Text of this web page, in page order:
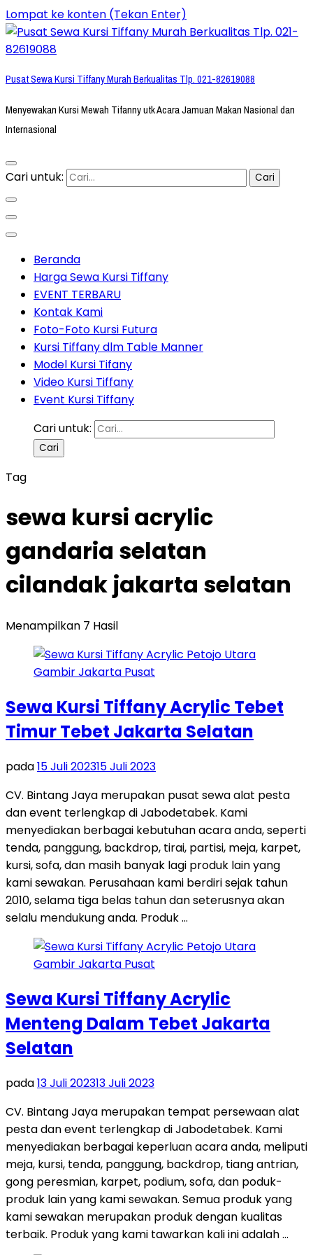
Lompat ke konten (Tekan Enter)
Pusat Sewa Kursi Tiffany Murah Berkualitas Tlp. 021-82619088
Menyewakan Kursi Mewah Tifanny utk Acara Jamuan Makan Nasional dan
Internasional
Cari untuk:
Beranda
Harga Sewa Kursi Tiffany
EVENT TERBARU
Kontak Kami
Foto-Foto Kursi Futura
Kursi Tiffany dlm Table Manner
Model Kursi Tifany
Video Kursi Tiffany
Event Kursi Tiffany
Cari untuk:
Tag
sewa kursi acrylic
gandaria selatan
cilandak jakarta selatan
Menampilkan 7 Hasil
Sewa Kursi Tiffany Acrylic Tebet
Timur Tebet Jakarta Selatan
pada15 Juli 202315 Juli 2023
CV. Bintang Jaya merupakan pusat sewa alat pesta
dan event terlengkap di Jabodetabek. Kami
menyediakan berbagai kebutuhan acara anda, seperti
tenda, panggung, backdrop, tirai, partisi, meja, karpet,
kursi, sofa, dan masih banyak lagi produk lain yang
kami sewakan. Perusahaan kami berdiri sejak tahun
2010, selama tiga belas tahun dan seterusnya akan
selalu mendukung anda. Produk …
Sewa Kursi Tiffany Acrylic
Menteng Dalam Tebet Jakarta
Selatan
pada13 Juli 202313 Juli 2023
CV. Bintang Jaya merupakan tempat persewaan alat
pesta dan event terlengkap di Jabodetabek. Kami
menyediakan berbagai keperluan acara anda, meliputi
meja, kursi, tenda, panggung, backdrop, tiang antrian,
gong peresmian, karpet, podium, sofa, dan poduk-
produk lain yang kami sewakan. Semua produk yang
kami sewakan merupakan produk dengan kualitas
terbaik. Produk yang kami tawarkan kali ini adalah …